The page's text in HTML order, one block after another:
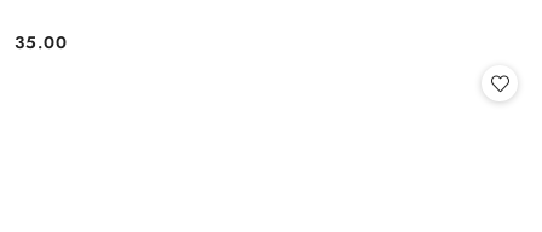
Cena:
35.00